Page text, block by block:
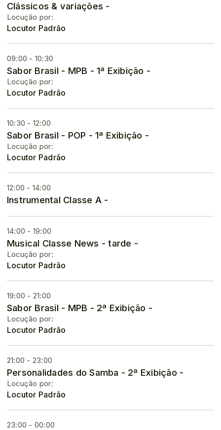
Clássicos & variações -
Locução por:
Locutor Padrão
09:00 - 10:30
Sabor Brasil - MPB - 1ª Exibição -
Locução por:
Locutor Padrão
10:30 - 12:00
Sabor Brasil - POP - 1ª Exibição -
Locução por:
Locutor Padrão
12:00 - 14:00
Instrumental Classe A -
14:00 - 19:00
Musical Classe News - tarde -
Locução por:
Locutor Padrão
19:00 - 21:00
Sabor Brasil - MPB - 2ª Exibição -
Locução por:
Locutor Padrão
21:00 - 23:00
Personalidades do Samba - 2ª Exibição -
Locução por:
Locutor Padrão
23:00 - 00:00